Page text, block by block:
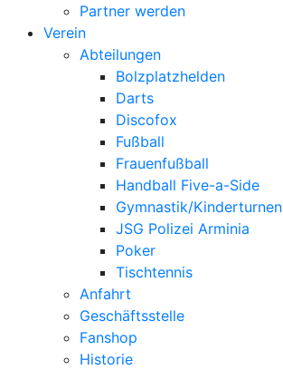
Partner werden
Verein
Abteilungen
Bolzplatzhelden
Darts
Discofox
Fußball
Frauenfußball
Handball Five-a-Side
Gymnastik/Kinderturnen
JSG Polizei Arminia
Poker
Tischtennis
Anfahrt
Geschäftsstelle
Fanshop
Historie